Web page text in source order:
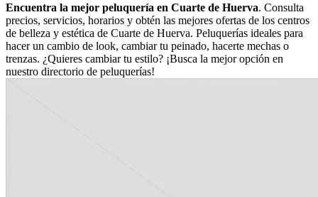
Encuentra la mejor peluquería en Cuarte de Huerva. Consulta
precios, servicios, horarios y obtén las mejores ofertas de los centros
de belleza y estética de Cuarte de Huerva. Peluquerías ideales para
hacer un cambio de look, cambiar tu peinado, hacerte mechas o
trenzas. ¿Quieres cambiar tu estilo? ¡Busca la mejor opción en
nuestro directorio de peluquerías!